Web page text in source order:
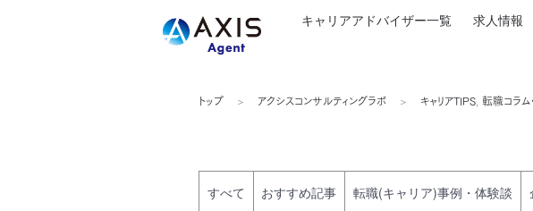
キャリアアドバイザー一覧 求人情報
トップ アクシスコンサルティングラボ キャリアTIPS 転職コラム
すべて おすすめ記事 転職(キャリア)事例・体験談